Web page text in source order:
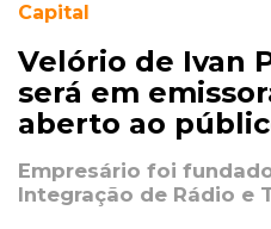
Capital
Velório de Ivan
será em
aberto ao
Empresário foi
Integração de Rádio e